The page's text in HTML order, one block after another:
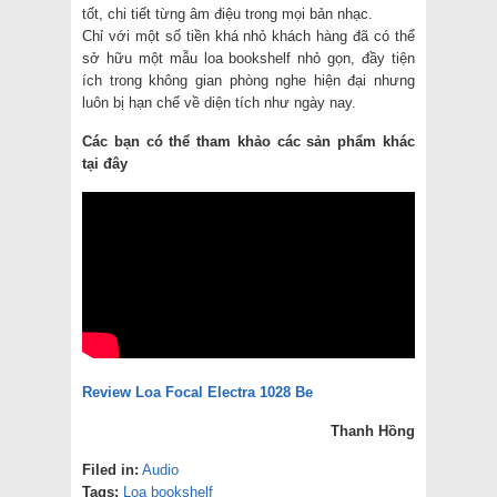
tốt, chi tiết từng âm điệu trong mọi bản nhạc.
Chỉ với một số tiền khá nhỏ khách hàng đã có thể
sở hữu một mẫu loa bookshelf nhỏ gọn, đầy tiện
ích trong không gian phòng nghe hiện đại nhưng
luôn bị hạn chế về diện tích như ngày nay.
Các bạn có thể tham khảo các sản phẩm khác
tại đây
Review Loa Focal Electra 1028 Be
Thanh Hồng
Filed in: Audio
Tags: Loa bookshelf